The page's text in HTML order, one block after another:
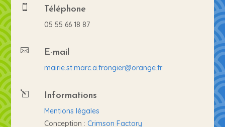
 Téléphone
05 55 66 18 87
 E-mail
mairie.st.marc.a.frongier@orange.fr
l Informations
Mentions légales
Conception : Crimson Factory